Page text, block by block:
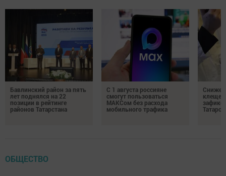
Бавлинский район за пять
лет поднялся на 22
позиции в рейтинге
районов Татарстана
С 1 августа россияне
смогут пользоваться
МАКСом без расхода
мобильного трафика
клещей
ОБЩЕСТВО